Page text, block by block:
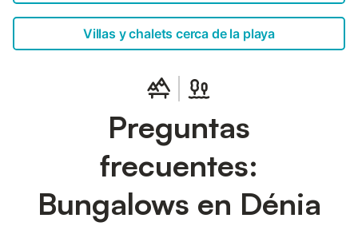
Villas y chalets cerca de la playa
Preguntas
frecuentes:
Bungalows en Dénia